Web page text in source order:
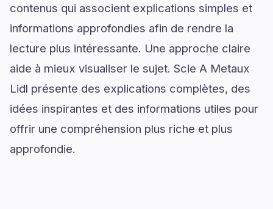
contenus qui associent explications simples et
informations approfondies afin de rendre la
lecture plus intéressante. Une approche claire
aide à mieux visualiser le sujet. Scie A Metaux
Lidl présente des explications complètes, des
idées inspirantes et des informations utiles pour
offrir une compréhension plus riche et plus
approfondie.